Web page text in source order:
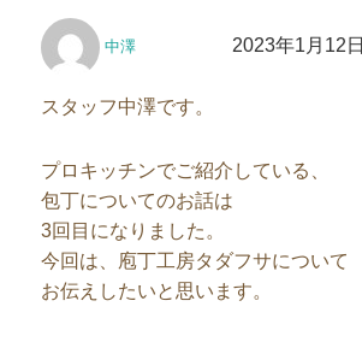
稿中澤稿
2023年1月12日
スタッフ中澤です。
プロキッチンでご紹介している、
包丁についてのお話は
3回目になりました。
今回は、庖丁工房タダフサについて
お伝えしたいと思います。